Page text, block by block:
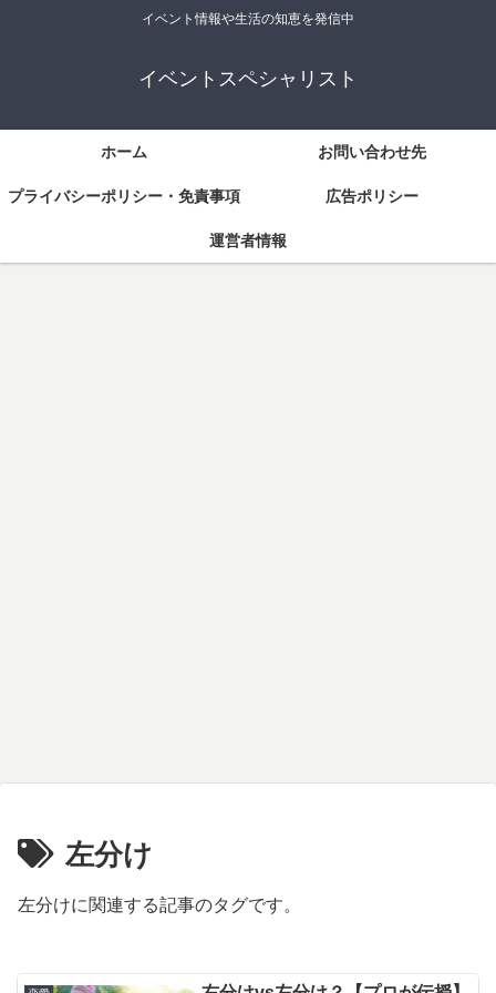
イベント情報や生活の知恵を発信中
イベントスペシャリスト
ホーム お問い合わせ先
プライバシーポリシー・免責事項 広告ポリシー
運営者情報
左分け
左分けに関連する記事のタグです。